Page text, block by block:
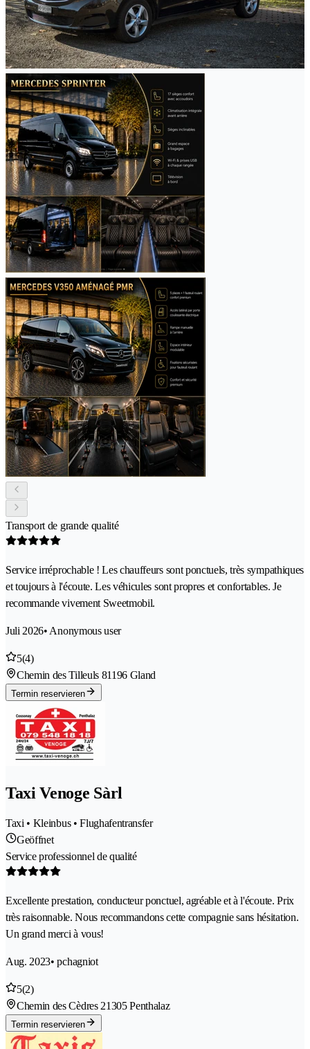
Transport de grande qualité
Service irréprochable ! Les chauffeurs sont ponctuels, très sympathiques
et toujours à l'écoute. Les véhicules sont propres et confortables. Je
recommande vivement Sweetmobil.
Juli 2026• Anonymous user
5(4)
Chemin des Tilleuls 81196 Gland
Termin reservieren
Taxi Venoge Sàrl
Taxi • Kleinbus • Flughafentransfer
Geöffnet
Service professionnel de qualité
Excellente prestation, conducteur ponctuel, agréable et à l'écoute. Prix
très raisonnable. Nous recommandons cette compagnie sans hésitation.
Un grand merci à vous!
Aug. 2023• pchagniot
5(2)
Chemin des Cèdres 21305 Penthalaz
Termin reservieren